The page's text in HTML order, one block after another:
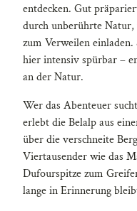
entdecken. Gut
durch unberührte
zum Verweilen
hier intensiv spürbar –
an der Natur.
Wer das Abenteuer
erlebt die Belalp aus
über die verschneite
Viertausender wie das
Dufourspitze zum
lange in Erinnerung